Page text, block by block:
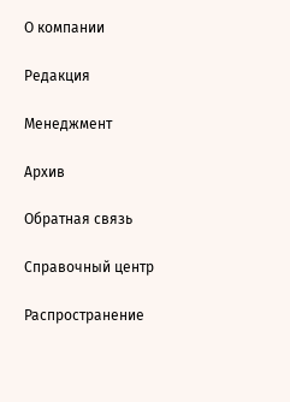
О компании
Редакция
Менеджмент
Архив
Обратная связь
Справочный центр
Распространение